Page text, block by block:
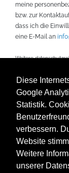
Diese
Google
Statistik.
verbessern.
Website
Weitere
unserer
meine
bzw. zur
dass ich die
eine E-Mail an
Weitere
Mit *
Senden
Kontakt